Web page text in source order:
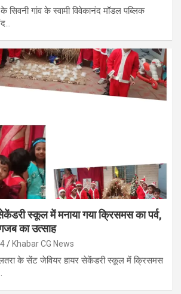
सिवनी गांव के स्वामी विवेकानंद मॉडल पब्लिक
स्कूल में मनाया गया क्रिसमस का पर्व,
का उत्साह
Khabar CG News
के सेंट जेवियर हायर सेकेंडरी स्कूल में क्रिसमस